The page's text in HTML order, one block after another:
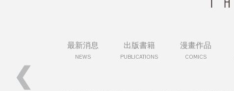
最新消息
NEWS
出版書籍
PUBLICATIONS
漫畫作品
COMICS
❮